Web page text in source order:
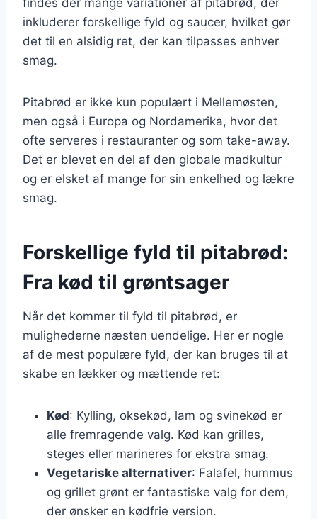
inkluderer forskellige fyld og saucer, hvilket gør
det til en alsidig ret, der kan tilpasses enhver
smag.
Pitabrød er ikke kun populært i Mellemøsten,
men også i Europa og Nordamerika, hvor det
ofte serveres i restauranter og som take-away.
Det er blevet en del af den globale madkultur
og er elsket af mange for sin enkelhed og lækre
smag.
Forskellige fyld til pitabrød:
Fra kød til grøntsager
Når det kommer til fyld til pitabrød, er
mulighederne næsten uendelige. Her er nogle
af de mest populære fyld, der kan bruges til at
skabe en lækker og mættende ret:
Kød: Kylling, oksekød, lam og svinekød er
alle fremragende valg. Kød kan grilles,
steges eller marineres for ekstra smag.
Vegetariske alternativer: Falafel, hummus
og grillet grønt er fantastiske valg for dem,
der ønsker en kødfrie version.